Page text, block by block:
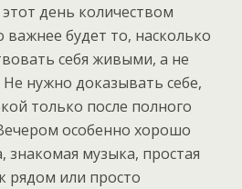
день количеством
важнее будет то, насколько
себя живыми, а не
нужно доказывать себе,
только после полного
особенно хорошо
знакомая музыка, простая
рядом или просто